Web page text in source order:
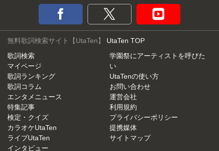
無料歌詞検索サイト【UtaTen】 UtaTen TOP
歌詞検索
マイページ
歌詞ランキング
歌詞コラム
エンタメニュース
特集記事
検定・クイズ
カラオケUtaTen
ライブUtaTen
インタビュー
学園祭にアーティストを呼びた
い
UtaTenの使い方
お問い合わせ
運営会社
利用規約
プライバシーポリシー
提携媒体
サイトマップ